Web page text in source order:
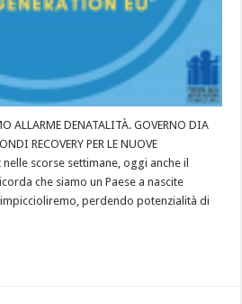
ALLARME DENATALITÀ. GOVERNO DIA
RECOVERY PER LE NUOVE
nelle scorse settimane, oggi anche il
che siamo un Paese a nascite
perdendo potenzialità di